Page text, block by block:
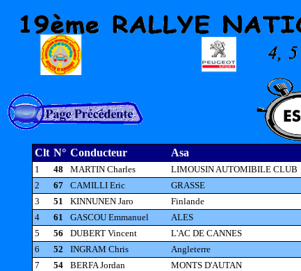
Clt N° Conducteur Asa
1 48 MARTIN Charles LIMOUSIN AUTOMIBILE CLUB
2
67 CAMILLI Eric GRASSE
3
51 KINNUNEN Jaro Finlande
4
61 GASCOU Emmanuel ALES
5
56 DUBERT Vincent L'AC DE CANNES
6
52 INGRAM Chris Angleterre
7
54 BERFA Jordan MONTS D'AUTAN